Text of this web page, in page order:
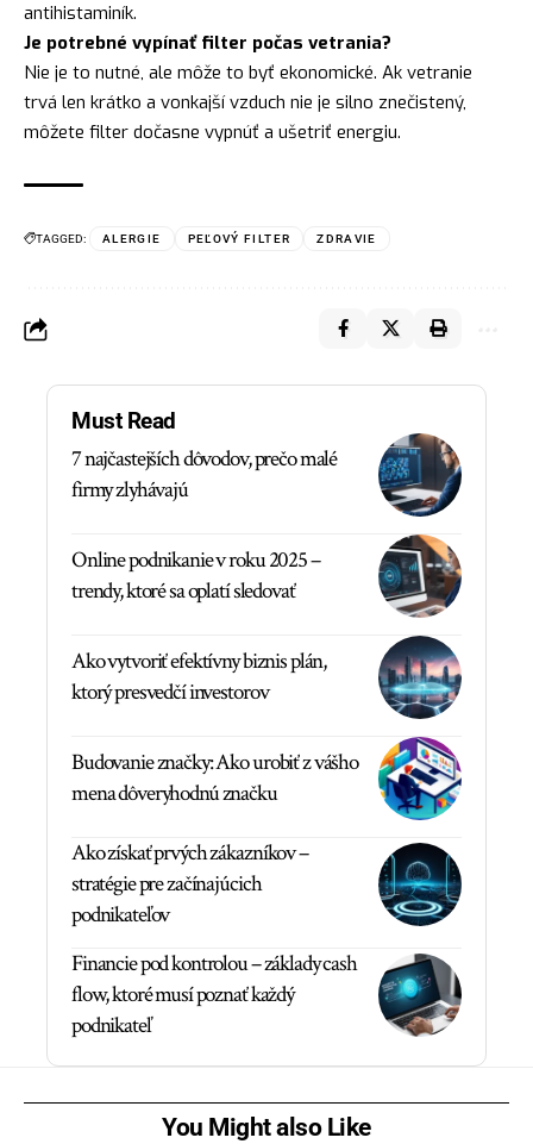
antihistaminík.
Je potrebné vypínať filter počas vetrania?
Nie je to nutné, ale môže to byť ekonomické. Ak vetranie
trvá len krátko a vonkajší vzduch nie je silno znečistený,
môžete filter dočasne vypnúť a ušetriť energiu.
TAGGED: ALERGIE PEĽOVÝ FILTER ZDRAVIE
Must Read
7 najčastejších dôvodov, prečo malé
firmy zlyhávajú
Online podnikanie v roku 2025 –
trendy, ktoré sa oplatí sledovať
Ako vytvoriť efektívny biznis plán,
ktorý presvedčí investorov
Budovanie značky: Ako urobiť z vášho
mena dôveryhodnú značku
Ako získať prvých zákazníkov –
stratégie pre začínajúcich
podnikateľov
Financie pod kontrolou – základy cash
flow, ktoré musí poznať každý
podnikateľ
You Might also Like